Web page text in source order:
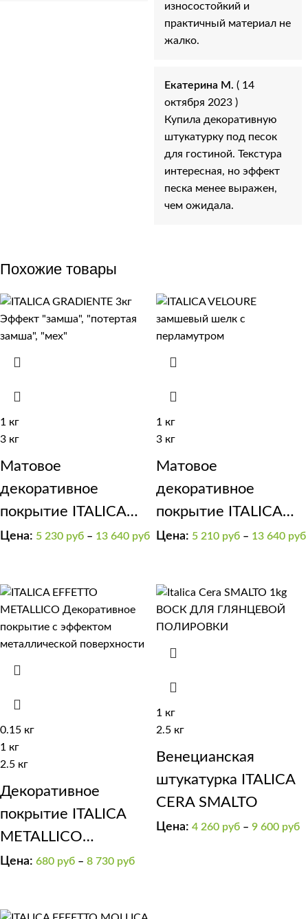
износостойкий и
практичный материал не
жалко.
Екатерина М. ( 14
октября 2023 )
Купила декоративную
штукатурку под песок
для гостиной. Текстура
интересная, но эффект
песка менее выражен,
чем ожидала.
Похожие товары
1 кг
3 кг
Матовое
декоративное
покрытие ITALICA
GRADIENTE эффект
Цена: 5 230 руб – 13 640 руб
1 кг
3 кг
Матовое
декоративное
покрытие ITALICA
VELOUR
Цена: 5 210 руб – 13 640 руб
0.15 кг
1 кг
2.5 кг
Декоративное
покрытие ITALICA
METALLICO
(кроющая краска с
Цена: 680 руб – 8 730 руб
1 кг
2.5 кг
Венецианская
штукатурка ITALICA
CERA SMALTO
Цена: 4 260 руб – 9 600 руб